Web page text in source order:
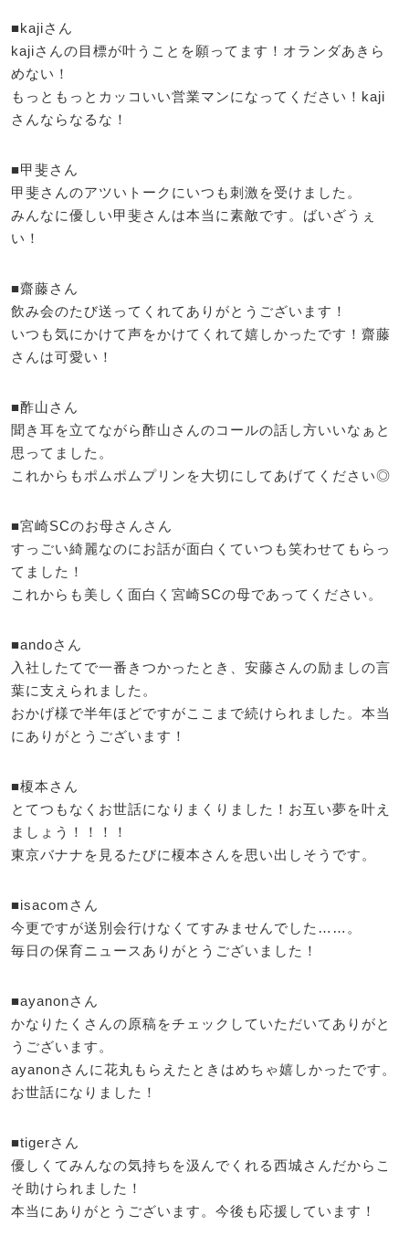
■kajiさん
kajiさんの目標が叶うことを願ってます！オランダあきら
めない！
もっともっとカッコいい営業マンになってください！kaji
さんならなるな！
■甲斐さん
甲斐さんのアツいトークにいつも刺激を受けました。
みんなに優しい甲斐さんは本当に素敵です。ばいざうぇ
い！
■齋藤さん
飲み会のたび送ってくれてありがとうございます！
いつも気にかけて声をかけてくれて嬉しかったです！齋藤
さんは可愛い！
■酢山さん
聞き耳を立てながら酢山さんのコールの話し方いいなぁと
思ってました。
これからもポムポムプリンを大切にしてあげてください◎
■宮崎SCのお母さんさん
すっごい綺麗なのにお話が面白くていつも笑わせてもらっ
てました！
これからも美しく面白く宮崎SCの母であってください。
■andoさん
入社したてで一番きつかったとき、安藤さんの励ましの言
葉に支えられました。
おかげ様で半年ほどですがここまで続けられました。本当
にありがとうございます！
■榎本さん
とてつもなくお世話になりまくりました！お互い夢を叶え
ましょう！！！！
東京バナナを見るたびに榎本さんを思い出しそうです。
■isacomさん
今更ですが送別会行けなくてすみませんでした……。
毎日の保育ニュースありがとうございました！
■ayanonさん
かなりたくさんの原稿をチェックしていただいてありがと
うございます。
ayanonさんに花丸もらえたときはめちゃ嬉しかったです。
お世話になりました！
■tigerさん
優しくてみんなの気持ちを汲んでくれる西城さんだからこ
そ助けられました！
本当にありがとうございます。今後も応援しています！